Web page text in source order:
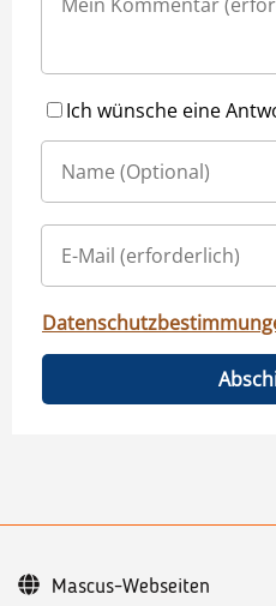
Ich wünsche eine
Mascus-Webseiten